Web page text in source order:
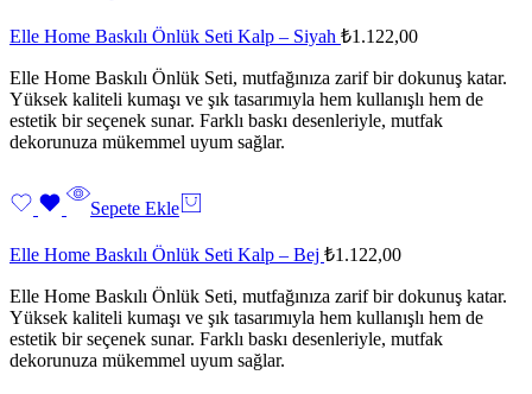
Elle Home Baskılı Önlük Seti Kalp – Siyah ₺1.122,00
Elle Home Baskılı Önlük Seti, mutfağınıza zarif bir dokunuş katar.
Yüksek kaliteli kumaşı ve şık tasarımıyla hem kullanışlı hem de
estetik bir seçenek sunar. Farklı baskı desenleriyle, mutfak
dekorunuza mükemmel uyum sağlar.
Sepete Ekle
Elle Home Baskılı Önlük Seti Kalp – Bej ₺1.122,00
Elle Home Baskılı Önlük Seti, mutfağınıza zarif bir dokunuş katar.
Yüksek kaliteli kumaşı ve şık tasarımıyla hem kullanışlı hem de
estetik bir seçenek sunar. Farklı baskı desenleriyle, mutfak
dekorunuza mükemmel uyum sağlar.